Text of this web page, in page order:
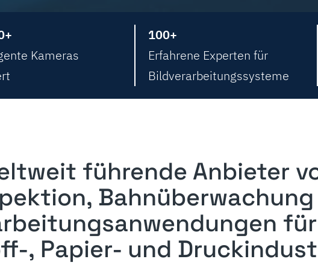
Kameras
100+
Erfahrene Experten für
Bildverarbeitungssysteme
führende Anbieter
, Papier- und